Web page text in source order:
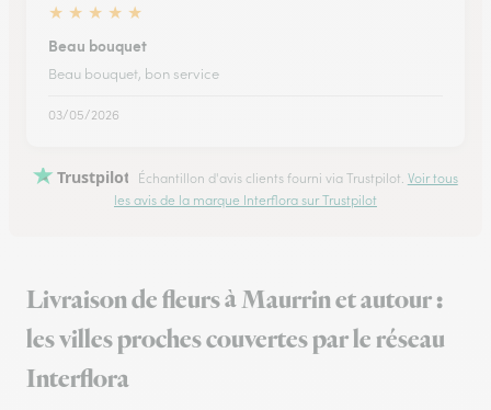
★ ★ ★ ★ ★
Beau bouquet
Beau bouquet, bon service
03/05/2026
Trustpilot Échantillon d'avis clients fourni via Trustpilot. Voir tous
les avis de la marque Interflora sur Trustpilot
Livraison de fleurs à Maurrin et autour :
les villes proches couvertes par le réseau
Interflora